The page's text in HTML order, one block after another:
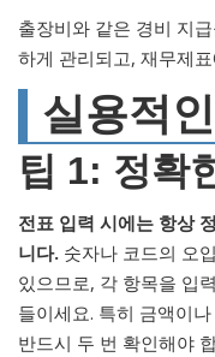
출장비와 같은 경비 지
하게 관리되고, 재무제
실용적
팁 1: 정확
전표 입력 시에는 항상
니다. 숫자나 코드의 오
있으므로, 각 항목을 입
들이세요. 특히 금액이
반드시 두 번 확인해야